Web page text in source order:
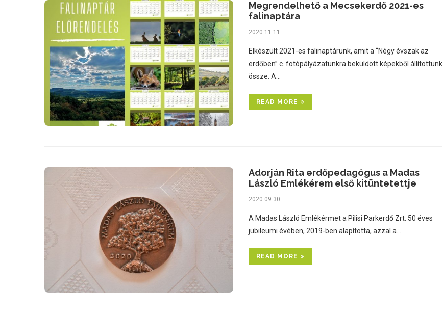
Megrendelhető a Mecsekerdő 2021-es
falinaptára
2020.11.11.
Elkészült 2021-es falinaptárunk, amit a “Négy évszak az
erdőben” c. fotópályázatunkra beküldött képekből állítottunk
össze. A…
READ MORE
Adorján Rita erdőpedagógus a Madas
László Emlékérem első kitüntetettje
2020.09.30.
A Madas László Emlékérmet a Pilisi Parkerdő Zrt. 50 éves
jubileumi évében, 2019-ben alapította, azzal a…
READ MORE